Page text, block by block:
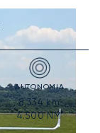
AUTONOMIA
8.334km
4.500NM